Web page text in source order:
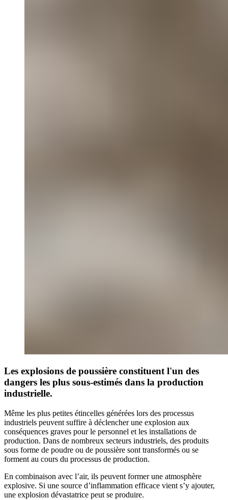
Les explosions de poussière constituent l'un des
dangers les plus sous-estimés dans la production
industrielle.
Même les plus petites étincelles générées lors des processus
industriels peuvent suffire à déclencher une explosion aux
conséquences graves pour le personnel et les installations de
production. Dans de nombreux secteurs industriels, des produits
sous forme de poudre ou de poussière sont transformés ou se
forment au cours du processus de production.
En combinaison avec l’air, ils peuvent former une atmosphère
explosive. Si une source d’inflammation efficace vient s’y ajouter,
une explosion dévastatrice peut se produire.